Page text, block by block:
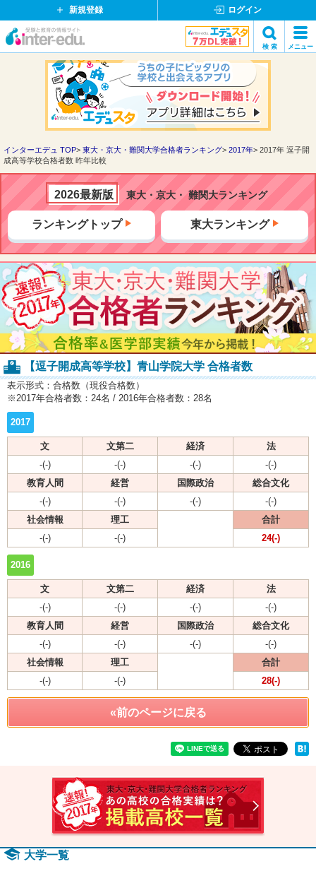
新規登録 ログイン
イ
ド
ッ
ト
検 索 メニュー
検索
インターエデュ TOP 東大・京大・難関大学合格者ランキング 2017年
2017年 逗子開
成高等学校合格者数 昨年比較
2026最新版 東大・京大・ 難関大ランキング
ランキングトップ 東大ランキング
【逗子開成高等学校】青山学院大学 合格者数
表示形式：合格数（現役合格数）
※2017年合格者数：24名 / 2016年合格者数：28名
2017
文 文第二 経済
法
-(-)
-(-) -(-)
-(-)
教育人間
経営 国際政治
総合文化
-(-)
-(-) -(-)
-(-)
社会情報
理工
合計
-(-)
-(-) 24(-)
2016
文 文第二 経済
法
-(-)
-(-) -(-)
-(-)
教育人間
経営 国際政治
総合文化
-(-)
-(-) -(-)
-(-)
社会情報
理工
合計
-(-)
-(-) 28(-)
«前のページに戻る
大学一覧